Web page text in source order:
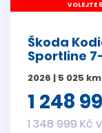
VOLEJTE
Škoda
Sportline
2026 | 5 025 km
1 248
1 348 999 Kč